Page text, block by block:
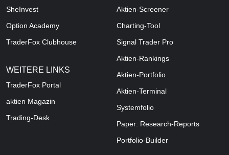
SheInvest
Option Academy
TraderFox Clubhouse
WEITERE LINKS
TraderFox Portal
aktien Magazin
Trading-Desk
Aktien-Screener
Charting-Tool
Signal Trader Pro
Aktien-Rankings
Aktien-Portfolio
Aktien-Terminal
Systemfolio
Paper: Research-Reports
Portfolio-Builder